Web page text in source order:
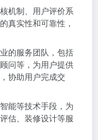
机制、用户评价系
真实性和可靠性，
的服务团队，包括
问等，为用户提供
协助用户完成交
能等技术手段，为
估、装修设计等服